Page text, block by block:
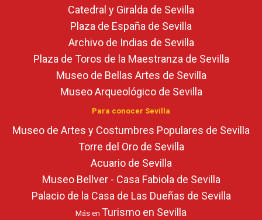
Catedral y Giralda de Sevilla
Plaza de España de Sevilla
Archivo de Indias de Sevilla
Plaza de Toros de la Maestranza de Sevilla
Museo de Bellas Artes de Sevilla
Museo Arqueológico de Sevilla
Para conocer Sevilla
Museo de Artes y Costumbres Populares de Sevilla
Torre del Oro de Sevilla
Acuario de Sevilla
Museo Bellver - Casa Fabiola de Sevilla
Palacio de la Casa de Las Dueñas de Sevilla
Más en Turismo en Sevilla